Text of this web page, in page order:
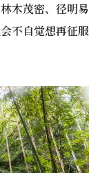
木茂密、径明易
不自觉想再征服